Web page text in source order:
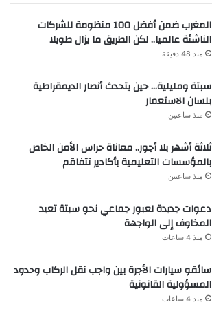
المغرب ضمن أفضل 100 منظومة للشركات
الناشئة عالميا.. لكن الطريق ما يزال طويلا
منذ 48 دقيقة
سبتة ومليلية… حين يتحدث أنصار الديمقراطية
بلسان الاستعمار
منذ ساعتين
ثلاثة أشهر بلا أجور.. معاناة حراس الأمن الخاص
بالمؤسسات التعليمية بأكادير تتفاقم
منذ ساعتين
دعوات جديدة لعبور جماعي نحو سبتة تعيد
المخاوف إلى الواجهة
منذ 4 ساعات
سائقو سيارات الأجرة بين واجب نقل الركاب وحدود
المسؤولية القانونية
منذ 4 ساعات